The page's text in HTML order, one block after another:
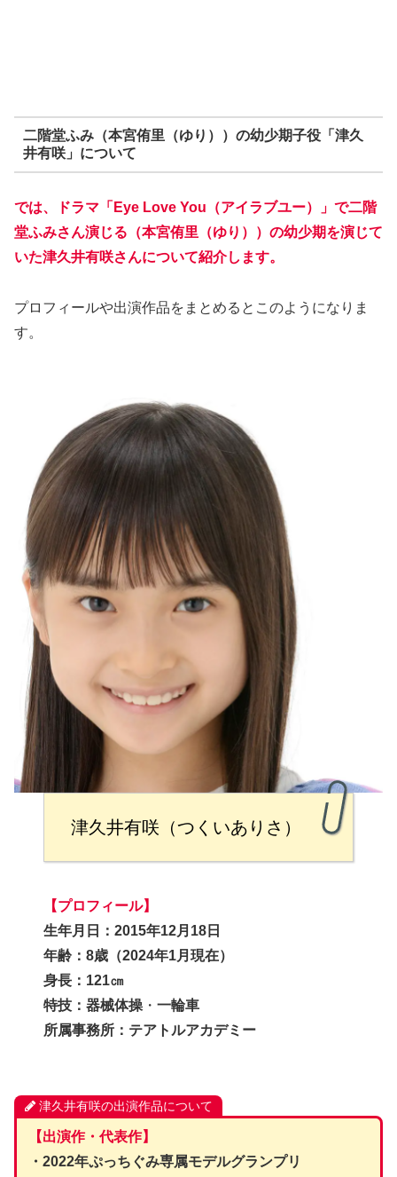
二階堂ふみ（本宮侑里（ゆり））の幼少期子役「津久
井有咲」について
では、ドラマ「Eye Love You（アイラブユー）」で二階
堂ふみさん演じる（本宮侑里（ゆり））の幼少期を演じて
いた津久井有咲さんについて紹介します。
プロフィールや出演作品をまとめるとこのようになりま
す。
津久井有咲（つくいありさ）
【プロフィール】
生年月日：2015年12月18日
年齢：8歳（2024年1月現在）
身長：121㎝
特技：器械体操 ・一輪車
所属事務所：テアトルアカデミー
津久井有咲の出演作品について
【出演作・代表作】
・2022年ぷっちぐみ専属モデルグランプリ